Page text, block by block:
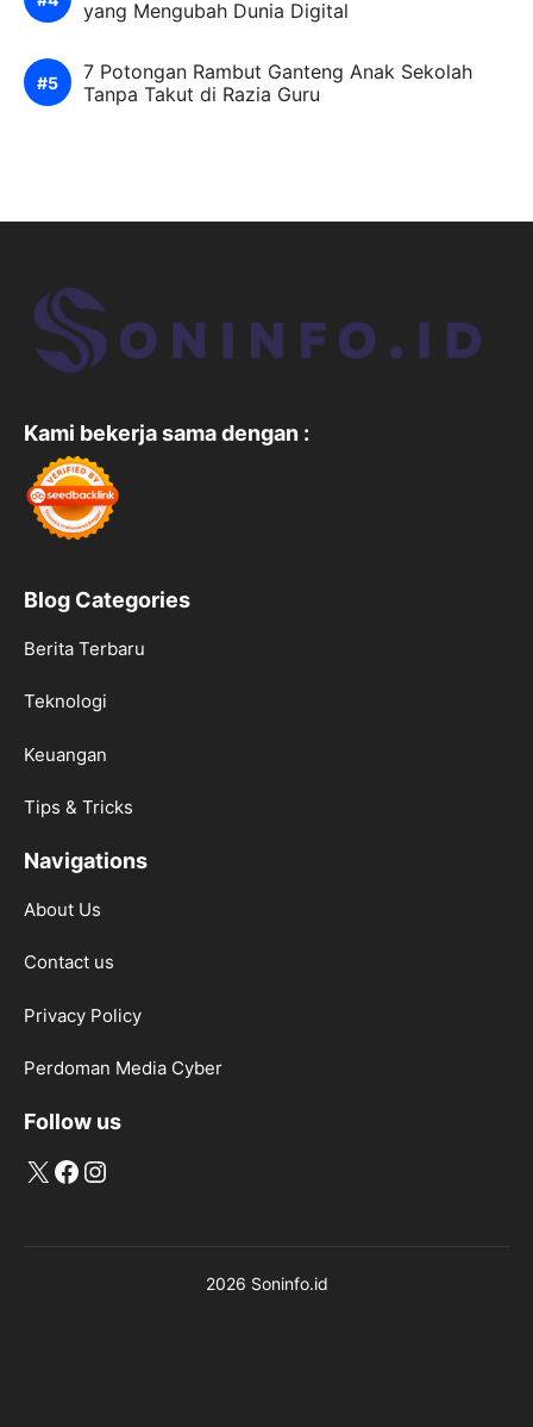
yang Mengubah Dunia Digital
7 Potongan Rambut Ganteng Anak Sekolah
Tanpa Takut di Razia Guru
Kami bekerja sama dengan :
Blog Categories
Berita Terbaru
Teknologi
Keuangan
Tips & Tricks
Navigations
About Us
Contact us
Privacy Policy
Perdoman Media Cyber
Follow us
X Facebook
Instagram
2026 Soninfo.id